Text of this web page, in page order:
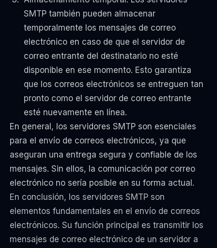
SMTP también pueden almacenar
temporalmente los mensajes de correo
electrónico en caso de que el servidor de
correo entrante del destinatario no esté
disponible en ese momento. Esto garantiza
que los correos electrónicos se entreguen tan
pronto como el servidor de correo entrante
esté nuevamente en línea.
En general, los servidores SMTP son esenciales
para el envío de correos electrónicos, ya que
aseguran una entrega segura y confiable de los
mensajes. Sin ellos, la comunicación por correo
electrónico no sería posible en su forma actual.
En conclusión, los servidores SMTP son
elementos fundamentales en el envío de correos
electrónicos. Su función principal es transmitir los
mensajes de correo electrónico de un servidor a